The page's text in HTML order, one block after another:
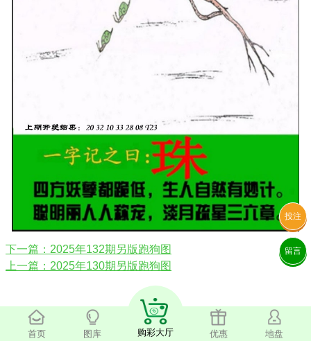
首页 图库 购彩大厅 优惠 地盘
投注
留言
下一篇：2025年132期另版跑狗图
上一篇：2025年130期另版跑狗图